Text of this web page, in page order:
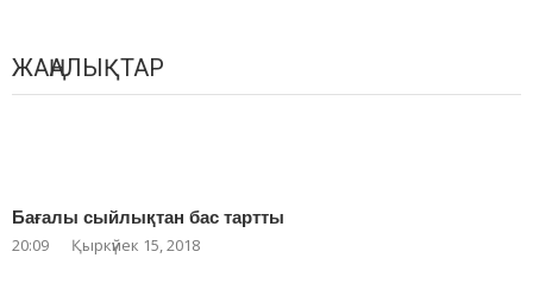
ЖАҢАЛЫҚТАР
Бағалы сыйлықтан бас тартты
20:09 Қыркүйек 15, 2018